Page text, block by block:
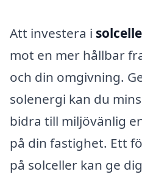
Att investera i
mot en mer hållbar
och din omgivning.
solenergi kan du
bidra till miljövänlig
på din fastighet. Ett
på solceller kan ge